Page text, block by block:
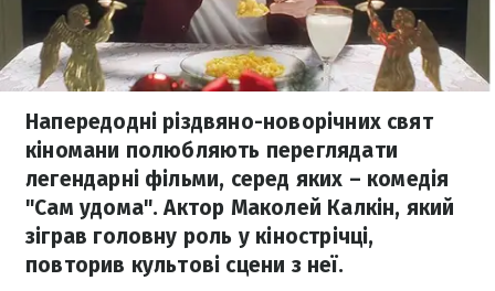
Напередодні різдвяно-новорічних свят
кіномани полюбляють переглядати
легендарні фільми, серед яких – комедія
"Сам удома". Актор Маколей Калкін, який
зіграв головну роль у кінострічці,
повторив культові сцени з неї.